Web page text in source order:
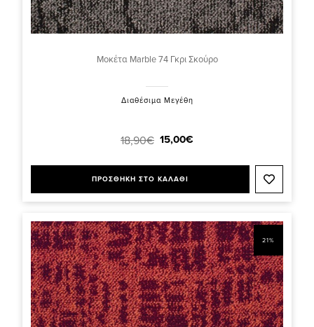
Μοκέτα Marble 74 Γκρι Σκούρο
Διαθέσιμα Μεγέθη
18,90€ 15,00€
ΠΡΟΣΘΗΚΗ ΣΤΟ ΚΑΛΑΘΙ
21%